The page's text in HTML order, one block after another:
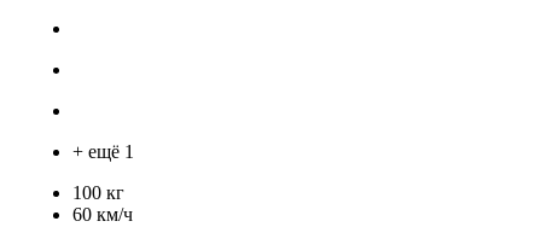
+ ещё 1
100 кг
60 км/ч